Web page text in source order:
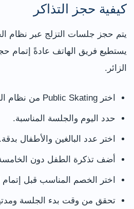
كيفية حجز التذاكر
يتم حجز جلسات التزلج عبر نظام
يستطيع فريق الهاتف عادةً إتمام
الزائر.
اختر Public Skating من نظام الحجز.
حدد اليوم والجلسة المناسبة.
اختر عدد البالغين والأطفال بدقة.
أضف تذكرة الطفل دون
اختر الخصم المناسب قبل إتمام
تحقق من وقت بدء الجلسة